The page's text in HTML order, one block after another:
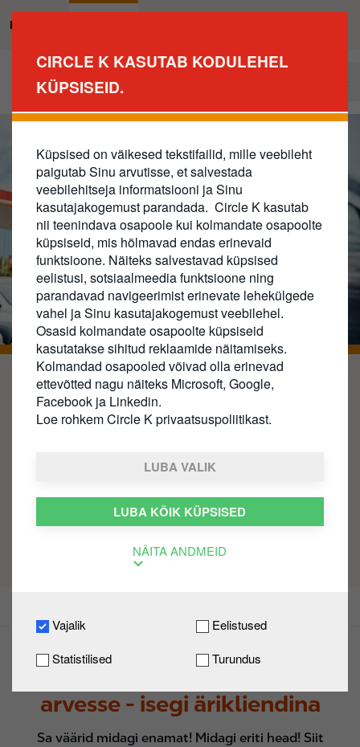
CIRCLE K KASUTAB KODULEHEL
KÜPSISEID.
Küpsised on väikesed tekstifailid, mille veebileht
paigutab Sinu arvutisse, et salvestada
veebilehitseja informatsiooni ja Sinu
kasutajakogemust parandada. Circle K kasutab
nii teenindava osapoole kui kolmandate osapoolte
küpsiseid, mis hõlmavad endas erinevaid
funktsioone. Näiteks salvestavad küpsised
eelistusi, sotsiaalmeedia funktsioone ning
parandavad navigeerimist erinevate lehekülgede
vahel ja Sinu kasutajakogemust veebilehel.
Osasid kolmandate osapoolte küpsiseid
kasutatakse sihitud reklaamide näitamiseks.
Kolmandad osapooled võivad olla erinevad
ettevõtted nagu näiteks Microsoft, Google,
Facebook ja Linkedin.
Loe rohkem Circle K privaatsuspoliitikast.
LUBA VALIK
LUBA KÕIK KÜPSISED
NÄITA ANDMEID
Vajalik
Eelistused
Statistilised
Turundus
Liigu
edasi
juurde
Eraklient
Main
Circle K extra
alla meie Circle K äpp, sest iga külastus
Liitu extraga
arvesse - isegi ärikliendina
Sa väärid midagi enamat! Midagi eriti head! Siit